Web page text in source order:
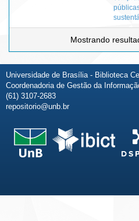
Mostrando
Universidade de Brasília - Biblioteca
Coordenadoria de Gestão da
(61) 3107-2683
repositorio@unb.br